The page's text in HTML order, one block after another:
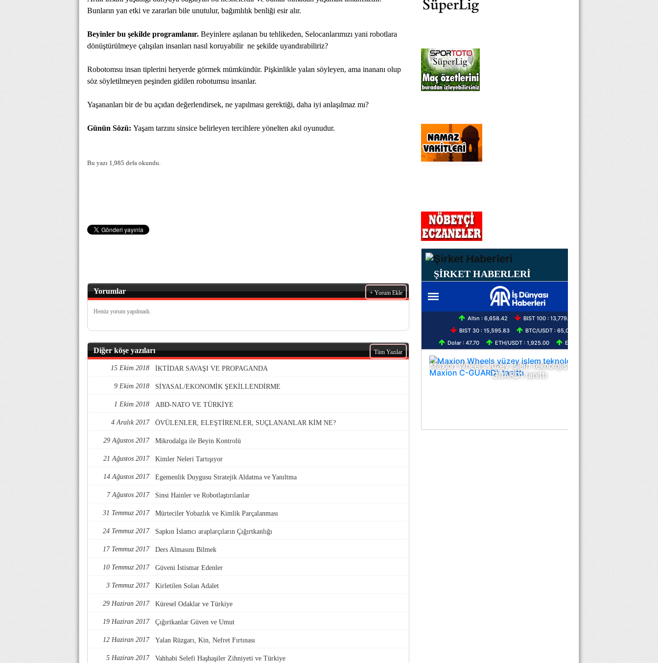
Bunların yan etki ve zararları bile unutulur, bağımlılık benliği esir alır.
Beyinler bu şekilde programlanır. Beyinlere aşılanan bu tehlikeden, Selocanlarımızı yani robotlara
dönüştürülmeye çalışılan insanları nasıl koruyabilir ne şekilde uyandırabiliriz?
Robotomsu insan tiplerini heryerde görmek mümkündür. Pişkinlikle yalan söyleyen, ama inananı olup
söz söyletilmeyen peşinden gidilen robotumsu insanlar.
Yaşananları bir de bu açıdan değerlendirsek, ne yapılması gerektiği, daha iyi anlaşılmaz mı?
Günün Sözü: Yaşam tarzını sinsice belirleyen tercihlere yönelten akıl oyunudur.
Bu yazı 1,985 defa okundu.
Yorumlar + Yorum Ekle
Henüz yorum yapılmadı.
Diğer köşe yazıları Tüm Yazılar
15 Ekim 2018 İKTİDAR SAVAŞI VE PROPAGANDA
9 Ekim 2018 SİYASAL/EKONOMİK ŞEKİLLENDİRME
1 Ekim 2018 ABD-NATO VE TÜRKİYE
4 Aralık 2017 ÖVÜLENLER, ELEŞTİRENLER, SUÇLANANLAR KİM NE?
29 Ağustos 2017 Mikrodalga ile Beyin Kontrolü
21 Ağustos 2017 Kimler Neleri Tartışıyor
14 Ağustos 2017 Egemenlik Duygusu Stratejik Aldatma ve Yanıltma
7 Ağustos 2017 Sinsi Hainler ve Robotlaştırılanlar
31 Temmuz 2017 Mürteciler Yobazlık ve Kimlik Parçalanması
24 Temmuz 2017 Sapkın İslamcı araplarçıların Çığırtkanlığı
17 Temmuz 2017 Ders Almasını Bilmek
10 Temmuz 2017 Güveni İstismar Edenler
3 Temmuz 2017 Kirletilen Solan Adalet
29 Haziran 2017 Küresel Odaklar ve Türkiye
19 Haziran 2017 Çığırtkanlar Güven ve Umut
12 Haziran 2017 Yalan Rüzgarı, Kin, Nefret Fırtınası
5 Haziran 2017 Vahhabi Selefi Haşhaşiler Zihniyeti ve Türkiye
ŞİRKET HABERLERİ